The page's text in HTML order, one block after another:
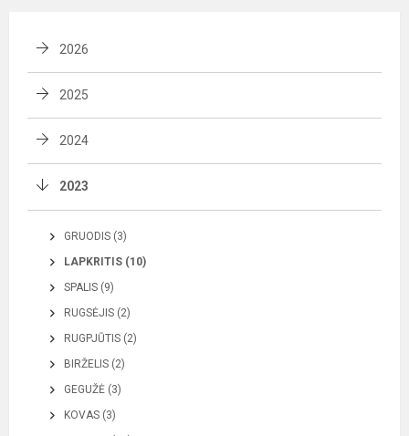
2026
2025
2024
2023
GRUODIS (3)
LAPKRITIS (10)
SPALIS (9)
RUGSĖJIS (2)
RUGPJŪTIS (2)
BIRŽELIS (2)
GEGUŽĖ (3)
KOVAS (3)